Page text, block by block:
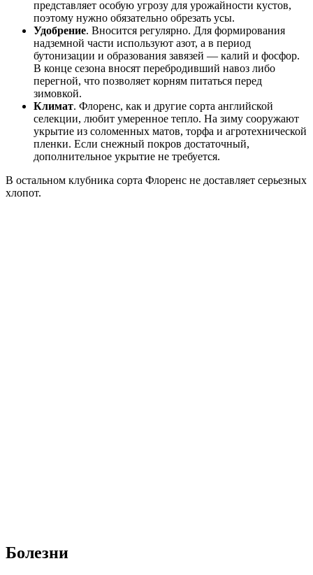
представляет особую угрозу для урожайности кустов,
поэтому нужно обязательно обрезать усы.
Удобрение. Вносится регулярно. Для формирования
надземной части используют азот, а в период
бутонизации и образования завязей — калий и фосфор.
В конце сезона вносят перебродивший навоз либо
перегной, что позволяет корням питаться перед
зимовкой.
Климат. Флоренс, как и другие сорта английской
селекции, любит умеренное тепло. На зиму сооружают
укрытие из соломенных матов, торфа и агротехнической
пленки. Если снежный покров достаточный,
дополнительное укрытие не требуется.
В остальном клубника сорта Флоренс не доставляет серьезных
хлопот.
Болезни